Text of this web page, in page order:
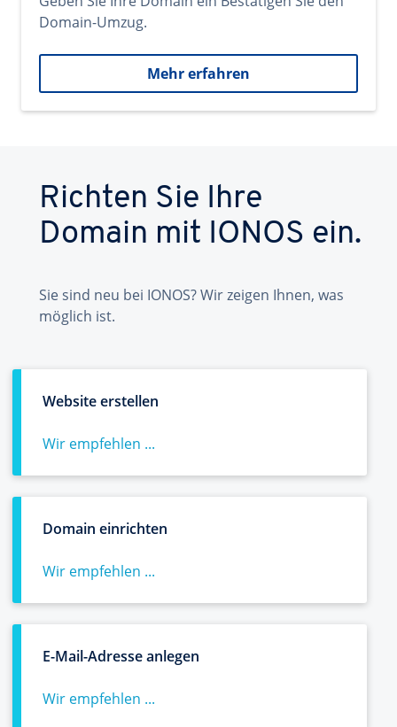
Domain-Umzug.
Mehr erfahren
Richten Sie Ihre
Domain mit IONOS ein.
Sie sind neu bei IONOS? Wir zeigen Ihnen, was
möglich ist.
Website erstellen
Wir empfehlen ...
Domain einrichten
Wir empfehlen ...
E-Mail-Adresse anlegen
Wir empfehlen ...